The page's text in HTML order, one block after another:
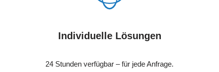
Individuelle Lösungen
24 Stunden verfügbar – für jede Anfrage.